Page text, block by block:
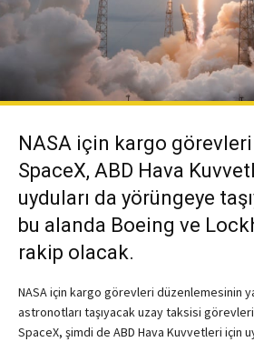
NASA için kargo
SpaceX, ABD Hava
uyduları da yörüngeye
bu alanda Boeing ve
rakip olacak.
NASA için kargo görevleri düzenlemesinin
astronotları taşıyacak uzay taksisi
SpaceX, şimdi de ABD Hava Kuvvetleri için